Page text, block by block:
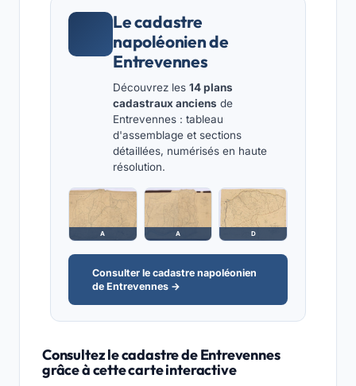
Le cadastre
napoléonien de
Entrevennes
Découvrez les 14 plans
cadastraux anciens de
Entrevennes : tableau
d'assemblage et sections
détaillées, numérisés en haute
résolution.
A A D
Consulter le cadastre napoléonien
de Entrevennes →
Consultez le cadastre de Entrevennes
grâce à cette carte interactive